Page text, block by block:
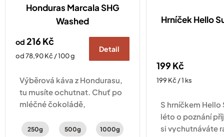
Honduras Marcala SHG
Washed
od 216 Kč
Měrná
od 78,90 Kč / 100 g
Detail
Výběrová káva z Hondurasu,
tu musíte ochutnat. Chuť po
mléčné čokoládě,
aciditou.
250g 500g 1000g
Hrníček Hello
199 Kč
Měrná
199 Kč / 1 ks
S hrníčkem Hello
léto o poznání
si vychutnáváte